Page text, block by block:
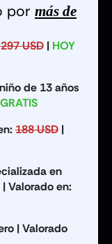
por más de
297 USD| HOY
de 13 años
188 USD|
en
Valorado en:
| Valorado